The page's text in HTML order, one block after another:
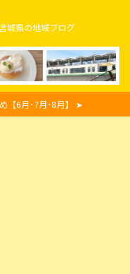
城県の地域ブログ
【6月･7月･8月】 ➤